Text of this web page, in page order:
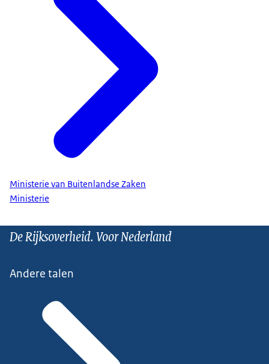
Ministerie van Buitenlandse Zaken
Ministerie
De Rijksoverheid. Voor Nederland
Andere talen